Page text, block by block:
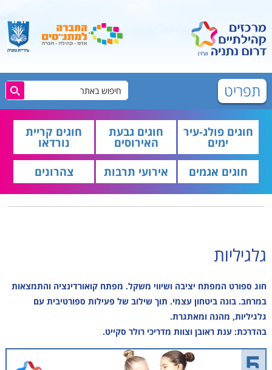
תפריט
חוגים פולג-עיר
ימים
חוגים גבעת
האירוסים
חוגים קריית
נורדאו
חוגים אגמים
אירועי תרבות צהרונים
גלגיליות
חוג ספורט המפתח יציבה ושיווי משקל. מפתח קואורדינציה והתמצאות
במרחב. בונה ביטחון עצמי. תוך שילוב של פעילות ספורטיבית עם
גלגיליות, מהנה ומאתגרת.
בהדרכת: ענת ראובן וצוות מדריכי רולר סקייט.